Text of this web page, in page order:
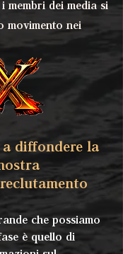
membri dei media si
movimento nei
diffondere la
che possiamo
è quello di